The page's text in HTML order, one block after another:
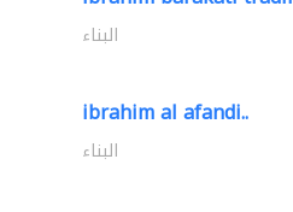
البناء
ibrahim al afandi..
البناء